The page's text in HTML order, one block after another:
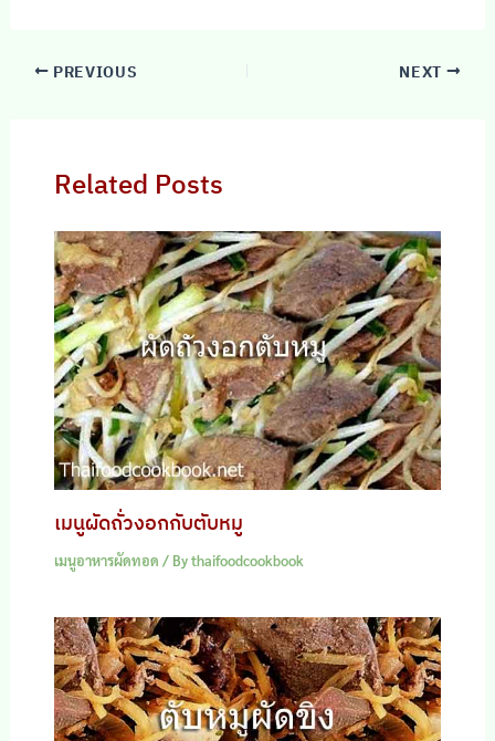
PREVIOUS NEXT
Related Posts
เมนูผัดถั่วงอกกับตับหมู
เมนูอาหารผัดทอด / Bythaifoodcookbook